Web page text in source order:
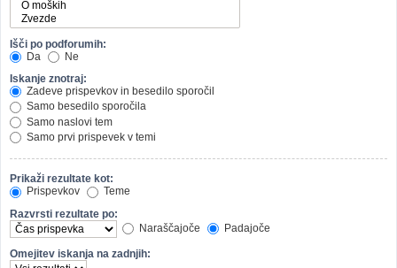
Išči po podforumih:
Da
Ne
Iskanje znotraj:
Zadeve prispevkov in besedilo sporočil
Samo besedilo sporočila
Samo naslovi tem
Samo prvi prispevek v temi
Prikaži rezultate kot:
Prispevkov
Teme
Razvrsti rezultate po:
Naraščajoče
Padajoče
Omejitev iskanja na zadnjih: